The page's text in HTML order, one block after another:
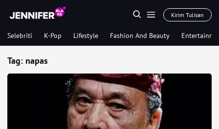
Kirim Tulisan
Selebriti K-Pop Lifestyle Fashion And Beauty
Tag: napas